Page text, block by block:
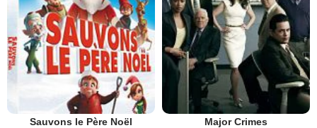
Sauvons le Père Noël Major Crimes